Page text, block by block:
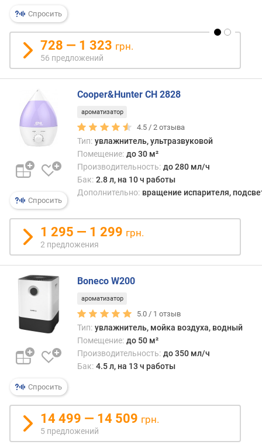
л
о
щ
а
д
ь
о
е
щ
н
и
(
у
л
ж
н
е
н
и
(
м
)
п
л
Спросить
728 — 1 323 грн.
56 предложений
Спросить
Cooper&Hunter CH 2828
ароматизатор
4.5 /2 отзыва
Тип: увлажнитель, ультразвуковой
Помещение: до 30 м²
Производительность: до 280 мл/ч
Бак: 2.8 л, на 10 ч работы
Дополнительно: вращение испарителя,
1 295 — 1 299 грн.
2 предложения
Спросить
Boneco W200
ароматизатор
5.0 / 1 отзыв
Тип: увлажнитель, мойка воздуха, водный
Помещение: до 50 м²
Производительность: до 350 мл/ч
Бак: 4.5 л, на 13 ч работы
14 499 — 14 509 грн.
5 предложений